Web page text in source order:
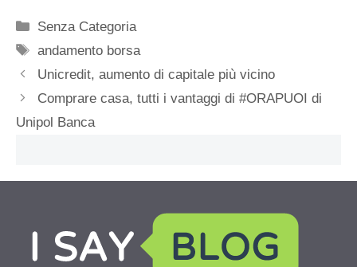
Categorie
Senza Categoria
Tag
andamento borsa
Unicredit, aumento di capitale più vicino
Comprare casa, tutti i vantaggi di #ORAPUOI di
Unipol Banca